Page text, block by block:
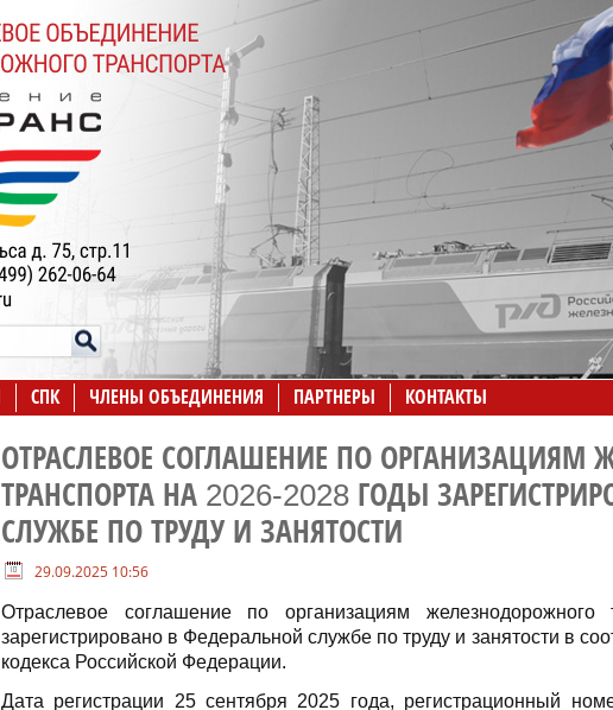
СПК ЧЛЕНЫ ОБЪЕДИНЕНИЯ ПАРТНЕРЫ КОНТАКТЫ
ОТРАСЛЕВОЕ СОГЛАШЕНИЕ ПО ОРГАНИЗАЦИЯМ
ТРАНСПОРТА НА 2026-2028 ГОДЫ
СЛУЖБЕ ПО ТРУДУ И ЗАНЯТОСТИ
29.09.2025 10:56
Отраслевое соглашение по организациям
зарегистрировано в Федеральной службе по труду и занятости в
кодекса Российской Федерации.
Дата регистрации 25 сентября 2025 года, регистрационный